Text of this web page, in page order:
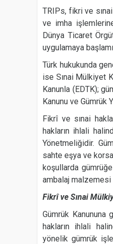
TRIPs, fikri ve
ve imha
Dünya Ticaret
uygulamaya
Türk hukukunda
ise Sınai Mülkiyet
Kanunla (EDTK);
Kanunu ve Gümrük
Fikrî ve sınai
hakların ihlali
Yönetmeliğidir.
sahte eşya ve
koşullarda
ambalaj
Fikrî ve Sınai
Gümrük Kanununa
hakların ihlali
yönelik gümrük